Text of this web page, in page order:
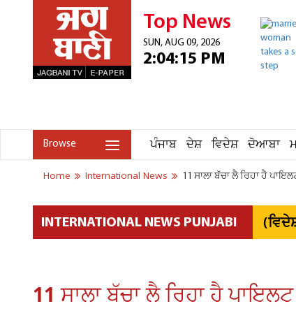
Top News
SUN, AUG 09, 2026
2:04:15 PM
Browse ਪੰਜਾਬ ਦੇਸ਼ ਵਿਦੇਸ਼ ਦੋਆਬਾ
Home International News 11 ਸਾਲਾ ਬੱਚਾ ਲੈ ਰਿਹਾ ਹੈ
INTERNATIONAL NEWS PUNJABI
11 ਸਾਲਾ ਬੱਚਾ ਲੈ ਰਿਹਾ ਹੈ